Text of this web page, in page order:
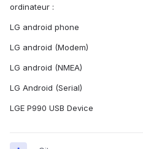
ordinateur :
LG android phone
LG android (Modem)
LG android (NMEA)
LG Android (Serial)
LGE P990 USB Device